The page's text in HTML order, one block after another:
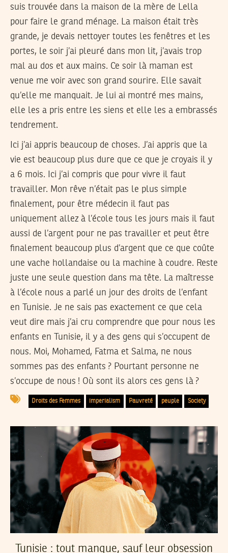
suis trouvée dans la maison de la mère de Lella
pour faire le grand ménage. La maison était très
grande, je devais nettoyer toutes les fenêtres et les
portes, le soir j’ai pleuré dans mon lit, j’avais trop
mal au dos et aux mains. Ce soir là maman est
venue me voir avec son grand sourire. Elle savait
qu’elle me manquait. Je lui ai montré mes mains,
elle les a pris entre les siens et elle les a embrassés
tendrement.
Ici j’ai appris beaucoup de choses. J’ai appris que la
vie est beaucoup plus dure que ce que je croyais il y
a 6 mois. Ici j’ai compris que pour vivre il faut
travailler. Mon rêve n’était pas le plus simple
finalement, pour être médecin il faut pas
uniquement allez à l’école tous les jours mais il faut
aussi de l’argent pour ne pas travailler et peut être
finalement beaucoup plus d’argent que ce que coûte
une vache hollandaise ou la machine à coudre. Reste
juste une seule question dans ma tête. La maîtresse
à l’école nous a parlé un jour des droits de l’enfant
en Tunisie. Je ne sais pas exactement ce que cela
veut dire mais j’ai cru comprendre que pour nous les
enfants en Tunisie, il y a des gens qui s’occupent de
nous. Moi, Mohamed, Fatma et Salma, ne nous
sommes pas des enfants ? Pourtant personne ne
s’occupe de nous ! Où sont ils alors ces gens là ?
Droits des Femmes imperialism Pauvreté peuple Society
Tunisie : tout manque, sauf leur obsession